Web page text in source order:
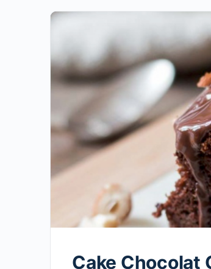
Cake Chocolat